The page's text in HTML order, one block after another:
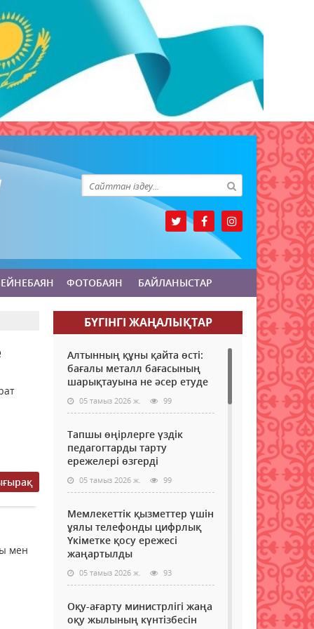
ФОТОБАЯН БАЙЛАНЫСТАР
мен
БҮГІНГI ЖАҢАЛЫҚТАР
Алтынның құны қайта өсті:
бағалы металл бағасының
шарықтауына не әсер етуде
05 тамыз 2026 ж. 99
Тапшы өңірлерге үздік
педагогтарды тарту
ережелері өзгерді
05 тамыз 2026 ж. 99
Мемлекеттік қызметтер үшін
ұялы телефонды цифрлық
Үкіметке қосу ережесі
жаңартылды
05 тамыз 2026 ж. 93
Оқу-ағарту министрлігі жаңа
оқу жылының күнтізбесін